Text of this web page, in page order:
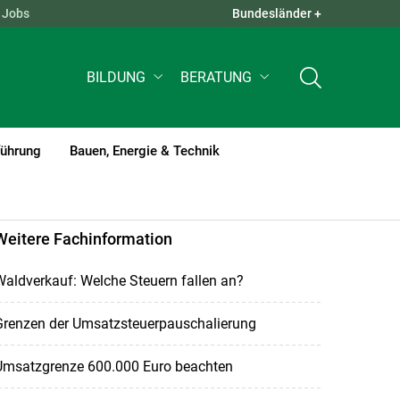
QUICK LINKS +
Jobs Bundesländer +
BILDUNG BERATUNG
Bauen, Energie & Technik
Fachinformation
Welche Steuern fallen an?
der Umsatzsteuerpauschalierung
600.000 Euro beachten